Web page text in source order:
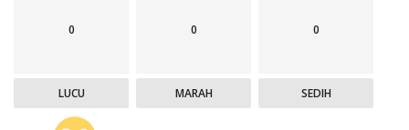
0
LUCU
0
MARAH
0
SEDIH